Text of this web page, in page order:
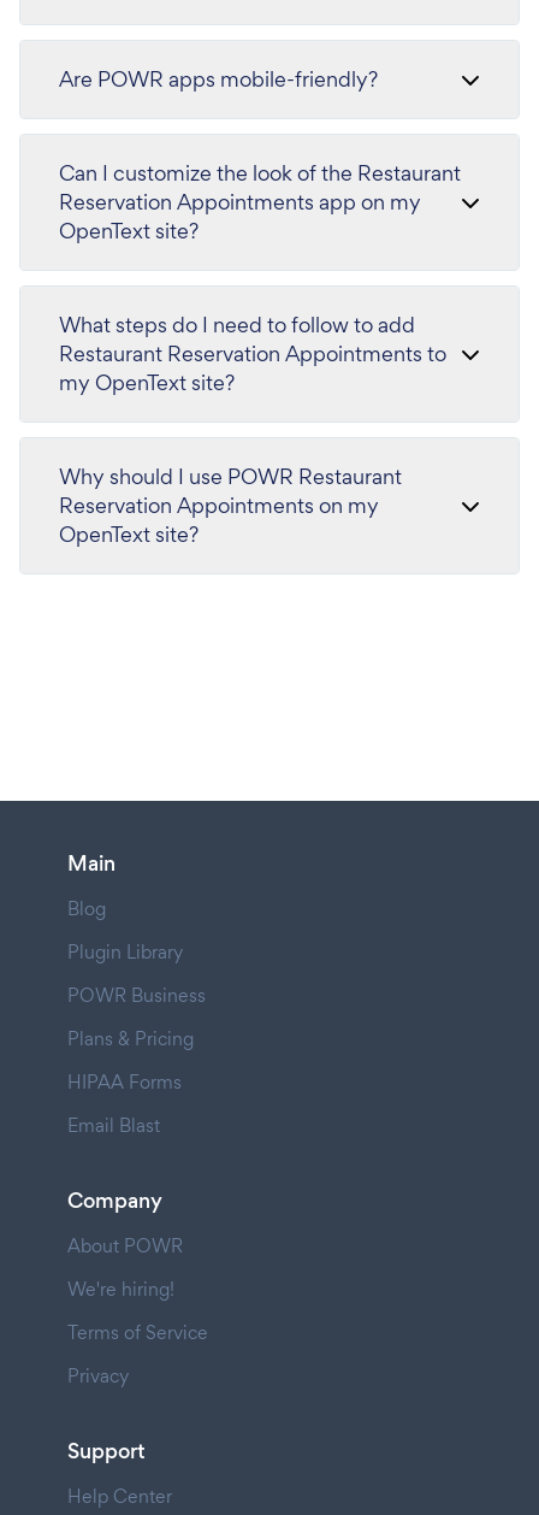
Are POWR apps mobile-friendly?
Can I customize the look of the Restaurant
Reservation Appointments app on my
OpenText site?
What steps do I need to follow to add
Restaurant Reservation Appointments to
my OpenText site?
Why should I use POWR Restaurant
Reservation Appointments on my
OpenText site?
Main
Blog
Plugin Library
POWR Business
Plans & Pricing
HIPAA Forms
Email Blast
Company
About POWR
We're hiring!
Terms of Service
Privacy
Support
Help Center